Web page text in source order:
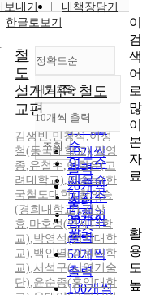
보내기
내책장담기
한글로보기
정확도순
정확도
순
인기도
순
연도순
제목순
저자순
발행기
관순
내림차순
내림차순
10개씩 출력
10개씩
출력
20개씩
출력
30개씩
출력
50개씩
출력
100개씩
조회
철
도
설계기준: 철도
교편
김생빈,민창식,이성
철(동국대학교),강영
종,유철수,이학은(고
려대학교),이종득(한
국철도대학),황의승
(경희대학교),김상
효 ,마호성(연세대학
교),박영석(명지대학
교),백인열(경원대학
교),서석구(서영기술
단),윤순종(홍익대학
이
검
색
어
로
많
이
본
자
료
활
용
도
높